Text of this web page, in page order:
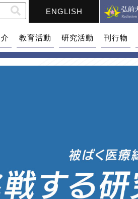
ENGLISH
教育活動 研究活動 刊行物